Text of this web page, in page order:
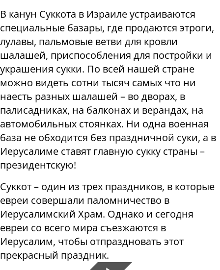
В канун Суккота в Израиле устраиваются
специальные базары, где продаются этроги,
лулавы, пальмовые ветви для кровли
шалашей, приспособления для постройки и
украшения сукки. По всей нашей стране
можно видеть сотни тысяч самых что ни
наесть разных шалашей – во дворах, в
палисадниках, на балконах и верандах, на
автомобильных стоянках. Ни одна военная
база не обходится без праздничной суки, а в
Иерусалиме ставят главную сукку страны –
президентскую!
Суккот – один из трех праздников, в которые
евреи совершали паломничество в
Иерусалимский Храм. Однако и сегодня
евреи со всего мира съезжаются в
Иерусалим, чтобы отпраздновать этот
прекрасный праздник.